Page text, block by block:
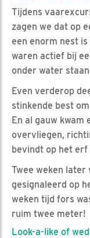
Tijdens
zagen we dat op
een enorm nest
waren actief bij
onder water
Even verderop
stinkende best
En al gauw kwam
overvliegen,
bevindt op het
Twee weken later
gesignaleerd op
weken tijd fors
ruim twee meter!
Look-a-like of